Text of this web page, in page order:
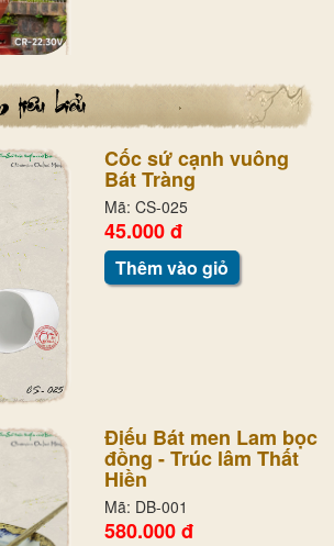
Cốc sứ cạnh vuông
Bát Tràng
Mã: CS-025
45.000 đ
Thêm vào giỏ
Điếu Bát men Lam bọc
đồng - Trúc lâm Thất
Hiền
Mã: DB-001
580.000 đ